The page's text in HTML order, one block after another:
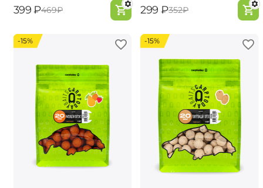
‍399‍ ₽‍469‍₽ ‍299‍ ₽‍352‍₽
-15% -15%